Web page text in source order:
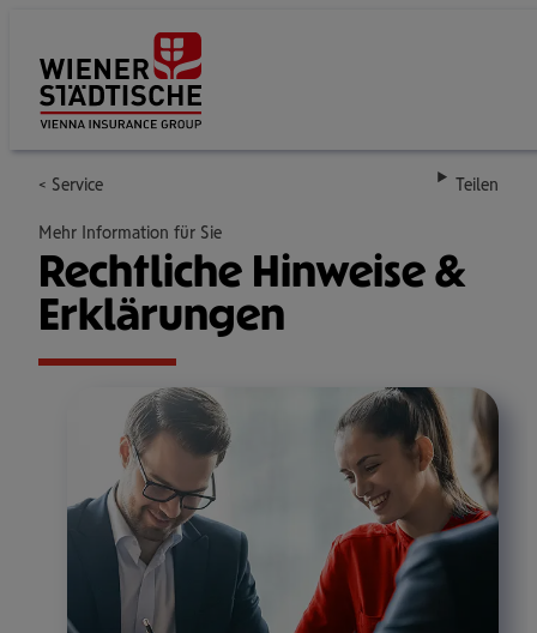
Service Teilen
Mehr Information für Sie
Recht­li­che Hin­weise &
Erklä­run­gen